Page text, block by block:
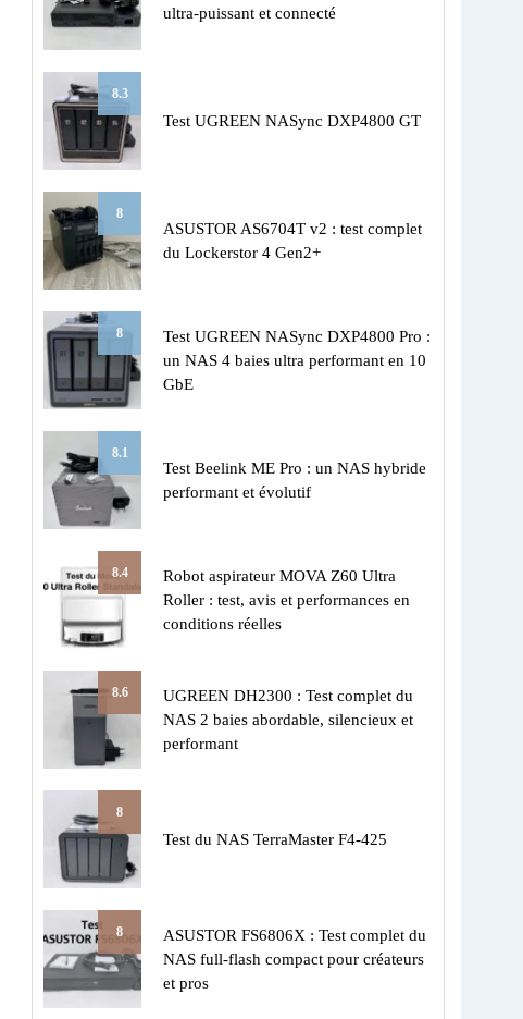
ultra-puissant et connecté
8.3
Test UGREEN NASync DXP4800 GT
8
ASUSTOR AS6704T v2 : test complet
du Lockerstor 4 Gen2+
8
Test UGREEN NASync DXP4800 Pro :
un NAS 4 baies ultra performant en 10
GbE
8.1
Test Beelink ME Pro : un NAS hybride
performant et évolutif
8.4
Robot aspirateur MOVA Z60 Ultra
Roller : test, avis et performances en
conditions réelles
8.6
UGREEN DH2300 : Test complet du
NAS 2 baies abordable, silencieux et
performant
8
Test du NAS TerraMaster F4-425
8
ASUSTOR FS6806X : Test complet du
NAS full-flash compact pour créateurs
et pros